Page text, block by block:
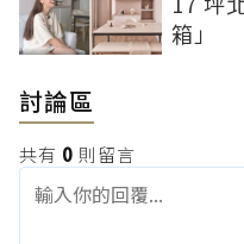
箱」
討論區
共有 0 則留言